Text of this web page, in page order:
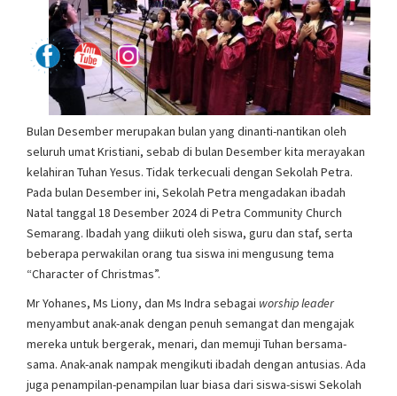
Bulan Desember merupakan bulan yang dinanti-nantikan oleh
seluruh umat Kristiani, sebab di bulan Desember kita merayakan
kelahiran Tuhan Yesus. Tidak terkecuali dengan Sekolah Petra.
Pada bulan Desember ini, Sekolah Petra mengadakan ibadah
Natal tanggal 18 Desember 2024 di Petra Community Church
Semarang. Ibadah yang diikuti oleh siswa, guru dan staf, serta
beberapa perwakilan orang tua siswa ini mengusung tema
“Character of Christmas”.
Mr Yohanes, Ms Liony, dan Ms Indra sebagai worship leader
menyambut anak-anak dengan penuh semangat dan mengajak
mereka untuk bergerak, menari, dan memuji Tuhan bersama-
sama. Anak-anak nampak mengikuti ibadah dengan antusias. Ada
juga penampilan-penampilan luar biasa dari siswa-siswi Sekolah